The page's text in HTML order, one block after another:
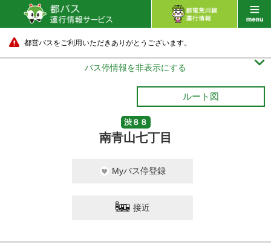
都営バスをご利用いただきありがとうございます。
バス停情報を非表示にする 
ルート図
渋８８
南青山七丁目
Myバス停登録
接近